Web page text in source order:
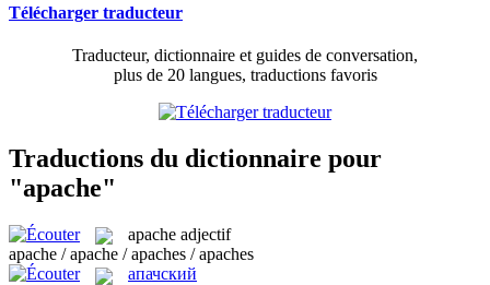
Télécharger traducteur
Traducteur, dictionnaire et guides de conversation,
plus de 20 langues, traductions favoris
Traductions du dictionnaire pour
"apache"
apache adjectif
apache / apache / apaches / apaches
апачский